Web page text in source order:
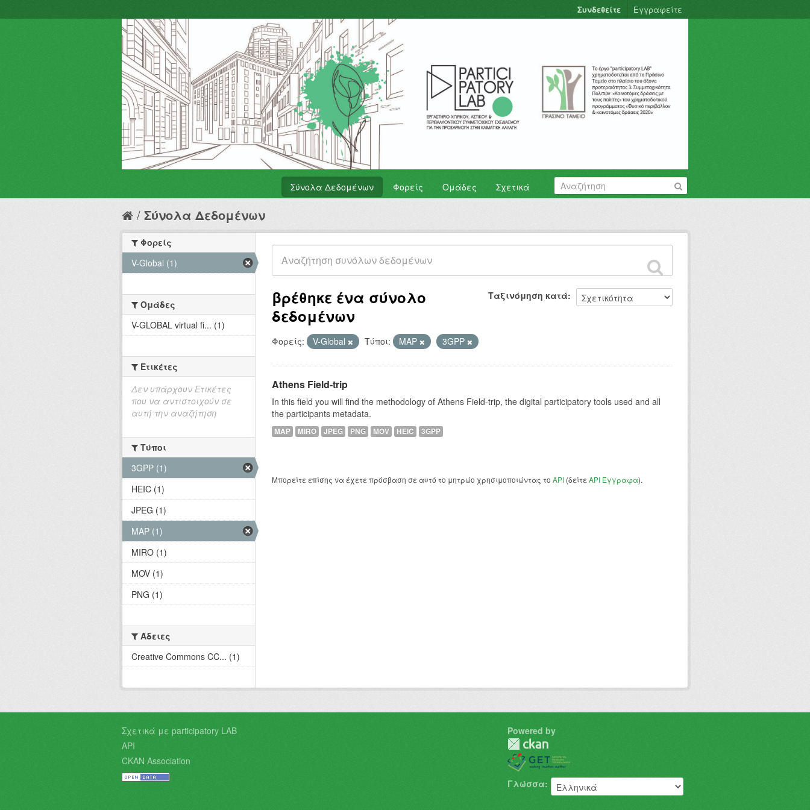
Συνδεθείτε Εγγραφείτε
Σύνολα Δεδομένων Φορείς Ομάδες Σχετικά
Σύνολα Δεδομένων
Ταξινόμηση κατά
βρέθηκε ένα σύνολο
δεδομένων
Φορείς: V-Global Τύποι: MAP 3GPP
Athens Field-trip
In this field you will find the methodology of Athens Field-trip, the digital participatory tools used and all
the participants metadata.
MAP MIRO JPEG PNG MOV HEIC 3GPP
Μπορείτε επίσης να έχετε πρόσβαση σε αυτό το μητρώο χρησιμοποιώντας το API (δείτε API Έγγραφα).
Φορείς
V-Global (1)
Ομάδες
V-GLOBAL virtual fi... (1)
Ετικέτες
Δεν υπάρχουν Ετικέτες
που να αντιστοιχούν σε
αυτή την αναζήτηση
Τύποι
3GPP (1)
HEIC (1)
JPEG (1)
MAP (1)
MIRO (1)
MOV (1)
PNG (1)
Άδειες
Creative Commons CC... (1)
Σχετικά με participatory LAB
API
CKAN Association
Powered by
Γλώσσα